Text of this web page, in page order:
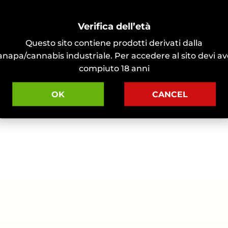
Verifica dell’età
Questo sito contiene prodotti derivati dalla
cannabis industriale. Per accedere al sito devi
compiuto 18 anni
OK CANCEL